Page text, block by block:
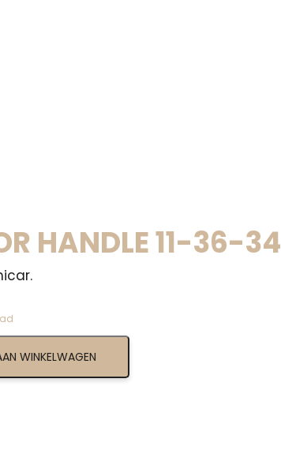
HANDLE 11-36-34
WINKELWAGEN